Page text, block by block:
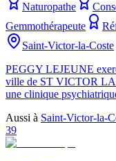
Naturopathe
Gemmothérapeute
Saint-Victor-la-Coste
PEGGY LEJEUNE
ville de ST VICTOR LA
une clinique
Aussi à Saint-Victor-la-
39